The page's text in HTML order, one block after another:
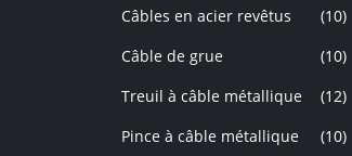
Câbles en acier revêtus
(10)
Câble de grue
(10)
Treuil à câble métallique
(12)
Pince à câble métallique
(10)